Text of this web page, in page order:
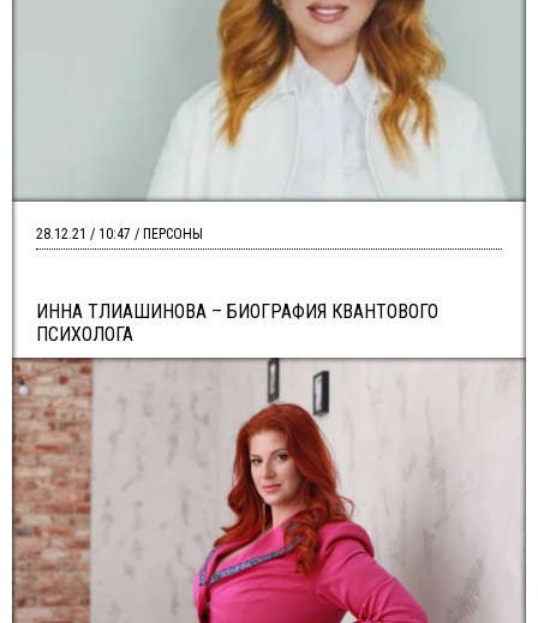
ИННА ТЛИАШИНОВА – БИОГРАФИЯ КВАНТОВОГО
ПСИХОЛОГА
28.12.21 / 10:47 / ПЕРСОНЫ